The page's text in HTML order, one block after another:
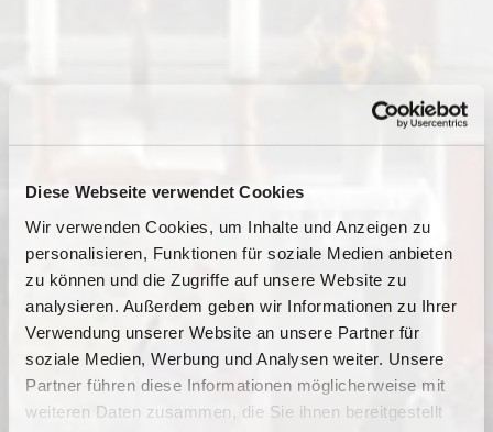
Diese Webseite verwendet Cookies
Wir verwenden Cookies, um Inhalte und Anzeigen zu
personalisieren, Funktionen für soziale Medien anbieten
zu können und die Zugriffe auf unsere Website zu
analysieren. Außerdem geben wir Informationen zu Ihrer
Verwendung unserer Website an unsere Partner für
soziale Medien, Werbung und Analysen weiter. Unsere
Partner führen diese Informationen möglicherweise mit
weiteren Daten zusammen, die Sie ihnen bereitgestellt
Dies könnte Sie auch
interessieren